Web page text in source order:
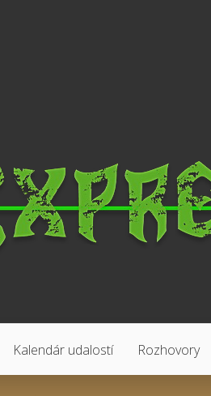
Kalendár udalostí Rozhovory